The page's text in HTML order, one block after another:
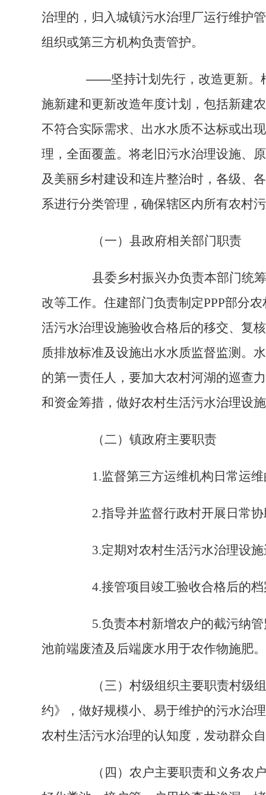
治理的，归入城镇污水治理厂运行维护
组织或第三方机构负责管护。
——坚持计划先行，改造更新
施新建和更新改造年度计划，包括新建
不符合实际需求、出水水质不达标或出
理，全面覆盖。将老旧污水治理设施、
及美丽乡村建设和连片整治时，各级、
系进行分类管理，确保辖区内所有农村
（一）县政府相关部门职责
县委乡村振兴办负责本部门统筹
改等工作。住建部门负责制定PPP部分农
活污水治理设施验收合格后的移交、复
质排放标准及设施出水水质监督监测。
的第一责任人，要加大农村河湖的巡查
和资金筹措，做好农村生活污水治理设
（二）镇政府主要职责
1.监督第三方运维机构日常运
2.指导并监督行政村开展日常
3.定期对农村生活污水治理设
4.接管项目竣工验收合格后的
5.负责本村新增农户的截污纳
池前端废渣及后端废水用于农作物施肥。
（三）村级组织主要职责村级
约》，做好规模小、易于维护的污水治
农村生活污水治理的认知度，发动群众
（四）农户主要职责和义务农